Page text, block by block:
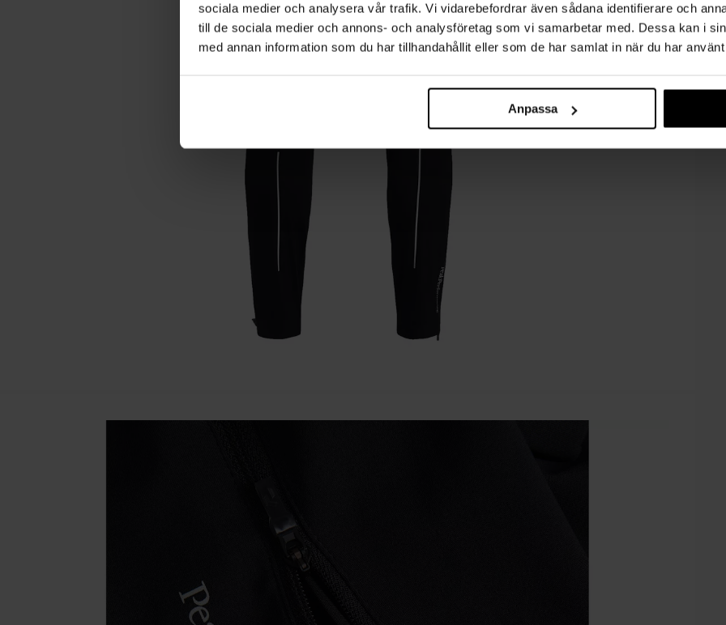
sociala medier och analysera vår trafik. Vi vidarebefordrar även sådana identifierare och
till de sociala medier och annons- och analysföretag som vi samarbetar med. Dessa kan i
med annan information som du har tillhandahållit eller som de har samlat in när du har
Anpassa